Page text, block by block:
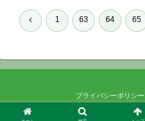
前 1 63 64 65
プライバシーポリシー